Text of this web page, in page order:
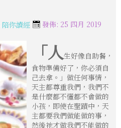
陪你讀經
發佈: 25 四月 2019
「人生好像自助餐，
食物準備好了，你必須自
己去拿。」做任何事情，
天主都尊重我們，我們不
是什麼都不懂都不會做的
小孩，即使在聖蹟中，天
主都要我們做能做的事，
然後祂才做我們不能做的